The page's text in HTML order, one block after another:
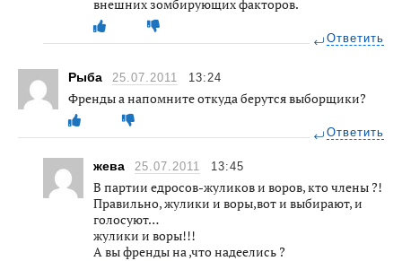
внешних зомбирующих факторов.
Ответить
Рыба 25.07.2011 13:24
Френды а напомните откуда берутся выборщики?
Ответить
жева 25.07.2011 13:45
В партии едросов-жуликов и воров, кто члены ?!
Правильно, жулики и воры,вот и выбирают, и
голосуют…
жулики и воры!!!
А вы френды на ,что надеелись ?